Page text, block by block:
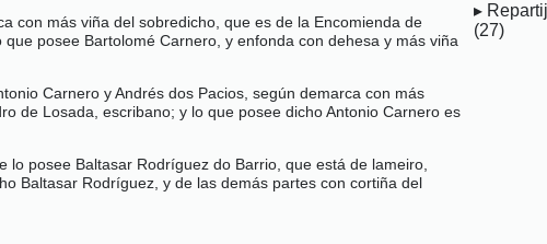
con más viña del sobredicho, que es de la Encomienda de
posee Bartolomé Carnero, y enfonda con dehesa y más viña
Carnero y Andrés dos Pacios, según demarca con más
de Losada, escribano; y lo que posee dicho Antonio Carnero es
posee Baltasar Rodríguez do Barrio, que está de lameiro,
Baltasar Rodríguez, y de las demás partes con cortiña del
(27)